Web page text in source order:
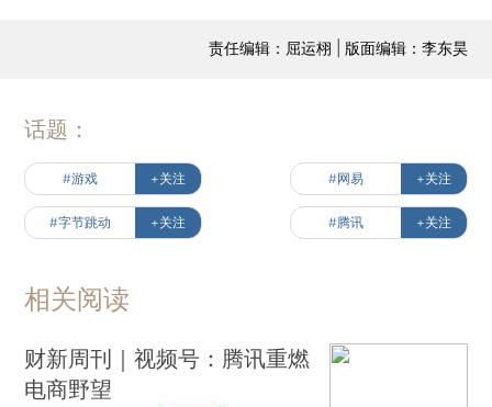
责任编辑：屈运栩 | 版面编辑：李东昊
话题：
#游戏 +关注 #网易 +关注
#字节跳动 +关注 #腾讯 +关注
相关阅读
财新周刊｜视频号：腾讯重燃
电商野望